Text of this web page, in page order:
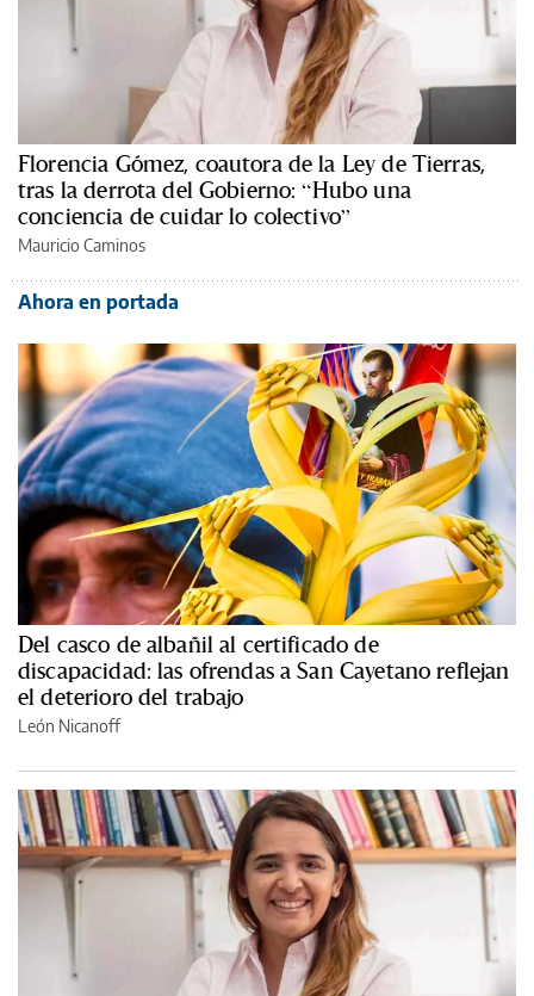
Florencia Gómez, coautora de la Ley de Tierras,
tras la derrota del Gobierno: “Hubo una
conciencia de cuidar lo colectivo”
Mauricio Caminos
Ahora en portada
Del casco de albañil al certificado de
discapacidad: las ofrendas a San Cayetano reflejan
el deterioro del trabajo
León Nicanoff